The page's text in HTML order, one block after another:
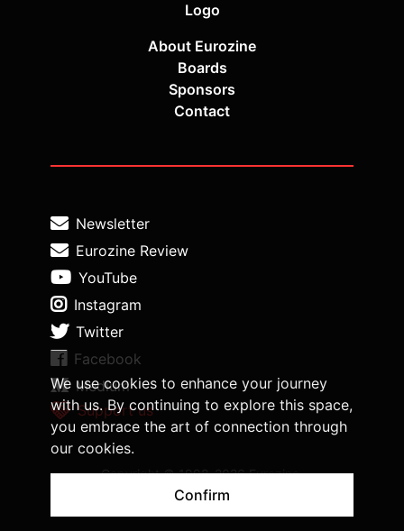
We use cookies to enhance your journey
with us. By continuing to explore this space,
you embrace the art of connection through
our cookies.
Confirm
Logo
About Eurozine
Boards
Sponsors
Contact
Newsletter
Eurozine Review
YouTube
Instagram
Twitter
Facebook
Medium
Support us
Copyright © 1998-2026 Eurozine,
www.eurozine.com. All rights reserved.